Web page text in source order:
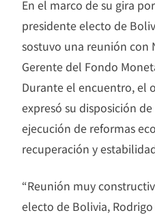
En el marco de su gira
presidente electo de
sostuvo una reunión con
Gerente del Fondo
Durante el encuentro, el
expresó su disposición
ejecución de reformas
recuperación y
“Reunión muy
electo de Bolivia,